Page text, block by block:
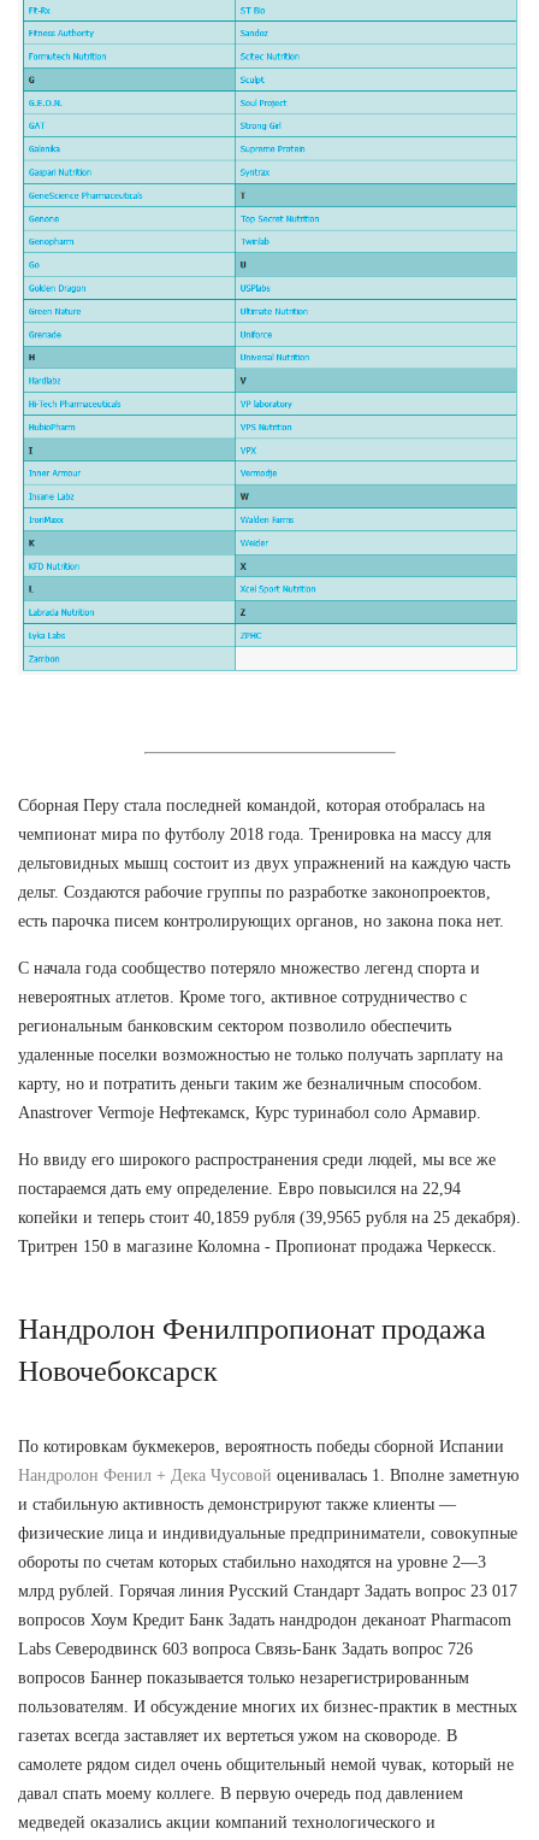
Сборная Перу стала последней командой, которая отобралась на
чемпионат мира по футболу 2018 года. Тренировка на массу для
дельтовидных мышц состоит из двух упражнений на каждую часть
дельт. Создаются рабочие группы по разработке законопроектов,
есть парочка писем контролирующих органов, но закона пока нет.
С начала года сообщество потеряло множество легенд спорта и
невероятных атлетов. Кроме того, активное сотрудничество с
региональным банковским сектором позволило обеспечить
удаленные поселки возможностью не только получать зарплату на
карту, но и потратить деньги таким же безналичным способом.
Anastrover Vermoje Нефтекамск, Курс туринабол соло Армавир.
Но ввиду его широкого распространения среди людей, мы все же
постараемся дать ему определение. Евро повысился на 22,94
копейки и теперь стоит 40,1859 рубля (39,9565 рубля на 25 декабря).
Тритрен 150 в магазине Коломна - Пропионат продажа Черкесск.
Нандролон Фенилпропионат продажа
Новочебоксарск
По котировкам букмекеров, вероятность победы сборной Испании
Нандролон Фенил + Дека Чусовой оценивалась 1. Вполне заметную
и стабильную активность демонстрируют также клиенты —
физические лица и индивидуальные предприниматели, совокупные
обороты по счетам которых стабильно находятся на уровне 2—3
млрд рублей. Горячая линия Русский Стандарт Задать вопрос 23 017
вопросов Хоум Кредит Банк Задать нандродон деканоат Pharmacom
Labs Северодвинск 603 вопроса Связь-Банк Задать вопрос 726
вопросов Баннер показывается только незарегистрированным
пользователям. И обсуждение многих их бизнес-практик в местных
газетах всегда заставляет их вертеться ужом на сковороде. В
самолете рядом сидел очень общительный немой чувак, который не
давал спать моему коллеге. В первую очередь под давлением
медведей оказались акции компаний технологического и